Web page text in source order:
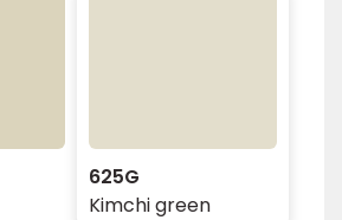
625G
Kimchi green